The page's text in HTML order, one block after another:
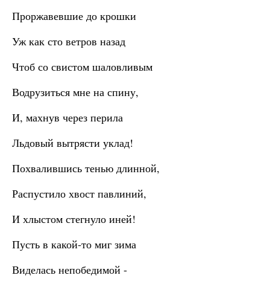
Проржавевшие до крошки
Уж как сто ветров назад
Чтоб со свистом шаловливым
Водрузиться мне на спину,
И, махнув через перила
Льдовый вытрясти уклад!
Похвалившись тенью длинной,
Распустило хвост павлиний,
И хлыстом стегнуло иней!
Пусть в какой-то миг зима
Виделась непобедимой -